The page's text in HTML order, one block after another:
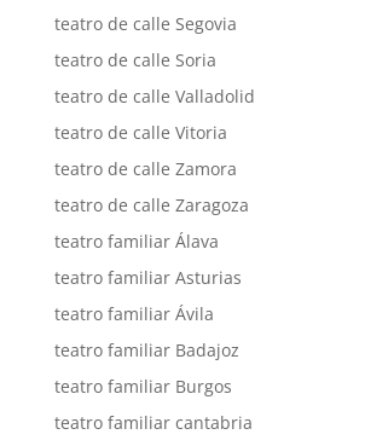
teatro de calle Segovia
teatro de calle Soria
teatro de calle Valladolid
teatro de calle Vitoria
teatro de calle Zamora
teatro de calle Zaragoza
teatro familiar Álava
teatro familiar Asturias
teatro familiar Ávila
teatro familiar Badajoz
teatro familiar Burgos
teatro familiar cantabria